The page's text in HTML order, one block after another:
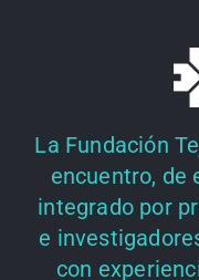
La Fundación
encuentro, de
integrado por
e
con